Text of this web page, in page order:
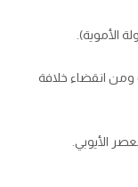
الأموية).
انقضاء خلافة
الأيوبي.